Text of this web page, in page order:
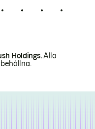
Holdings.Alla